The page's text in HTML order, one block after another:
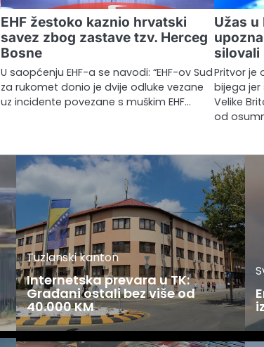
EHF žestoko kaznio hrvatski
savez zbog zastave tzv. Herceg
Bosne
U saopćenju EHF-a se navodi: “EHF-ov Sud
za rukomet donio je dvije odluke vezane
uz incidente povezane s muškim EHF…
Užas u
silovali
Pritvor je
bijega jer
Velike
od
Tuzlanski kanton
Internetska prevara u TK:
Građani ostali bez više od
40.000 KM